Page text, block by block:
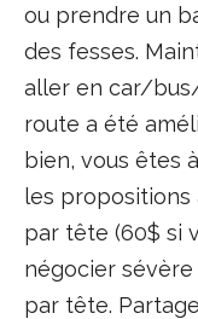
ou prendre un
des fesses.
aller en car/
route a été
bien, vous êtes
les propositions
par tête (60$ si
négocier
par tête.